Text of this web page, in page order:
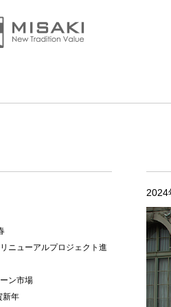
ニューアルプロジェクト進
ン市場
年